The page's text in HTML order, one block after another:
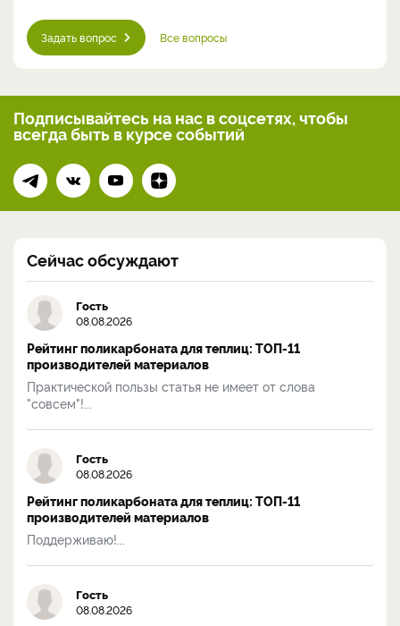
Задать вопрос Все вопросы
Подписывайтесь на нас в соцсетях, чтобы
всегдабыть в курсе событий
Сейчас обсуждают
Гость
08.08.2026
Рейтинг поликарбоната для теплиц: ТОП-11
производителей материалов
Практической пользы статья не имеет от слова
"совсем"!...
Гость
08.08.2026
Рейтинг поликарбоната для теплиц: ТОП-11
производителей материалов
Поддерживаю!...
Гость
08.08.2026